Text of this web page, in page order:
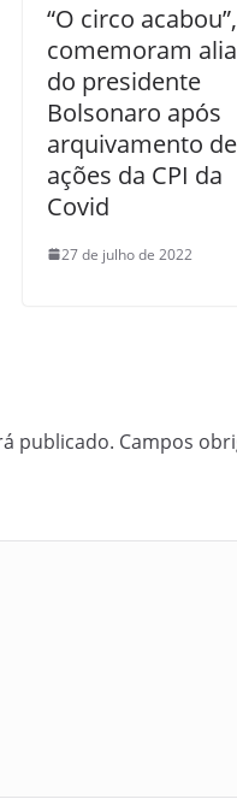
“O circo acabou”,
comemoram
do presidente
Bolsonaro após
arquivamento de
ações da CPI da
Covid
27 de julho de 2022
publicado. Campos